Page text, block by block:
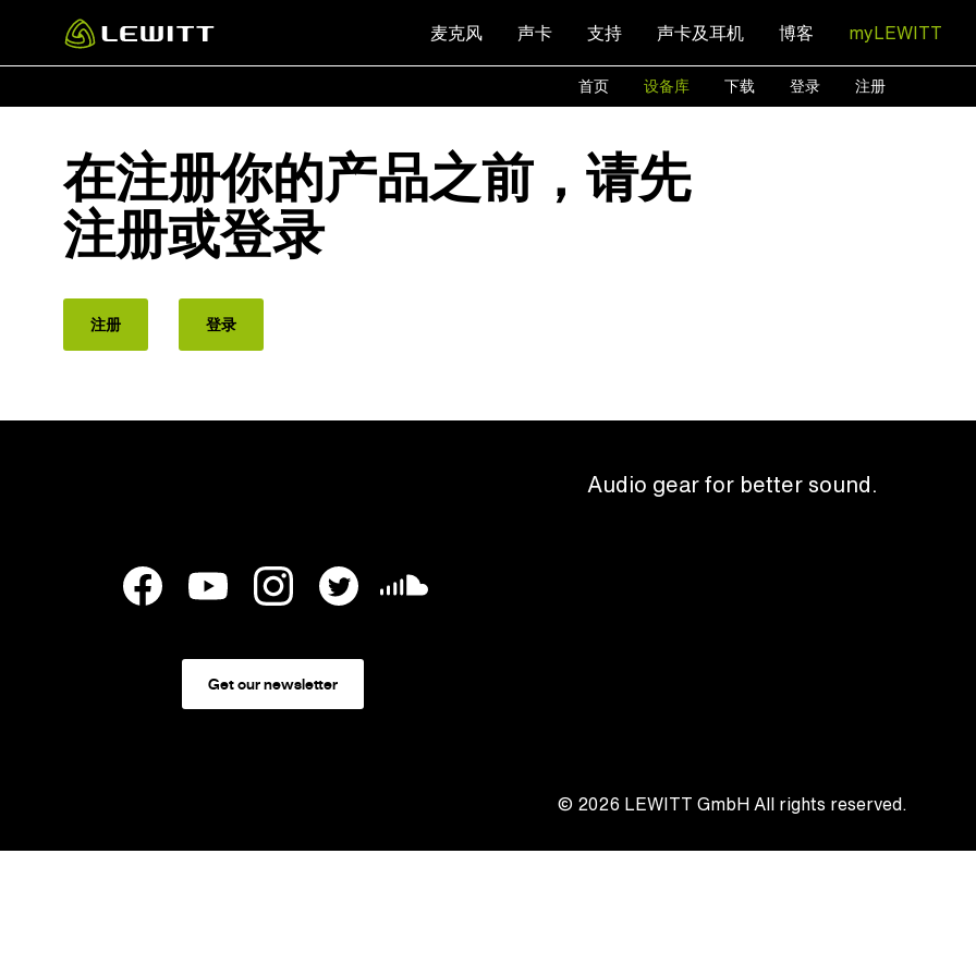
main
麦克风 声卡 支持 声卡及耳机 博客 myLEWITT
首页 设备库 下载 登录 注册
在注册你的产品之前，请先
注册或登录
注册 登录
Audio gear for better sound.
Get our newsletter
© 2026 LEWITT GmbHAll rights reserved.